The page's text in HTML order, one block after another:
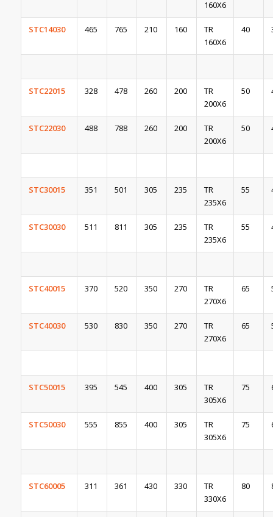
160X6
STC14030 465 765 210 160
TR
160X6
40
STC22015 328 478 260 200
TR
200X6
50
STC22030 488 788 260 200
TR
200X6
50
STC30015 351 501 305 235
TR
235X6
55
STC30030 511 811 305 235
TR
235X6
55
STC40015 370 520 350 270
TR
270X6
65
STC40030 530 830 350 270
TR
270X6
65
STC50015 395 545 400 305
TR
305X6
75
STC50030 555 855 400 305
TR
305X6
75
STC60005 311 361 430 330
TR
330X6
80